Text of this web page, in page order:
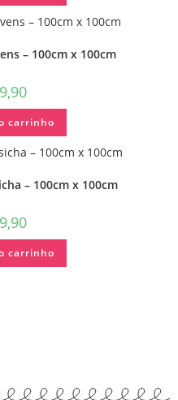
– 100cm x 100cm
carrinho
– 100cm x 100cm
carrinho